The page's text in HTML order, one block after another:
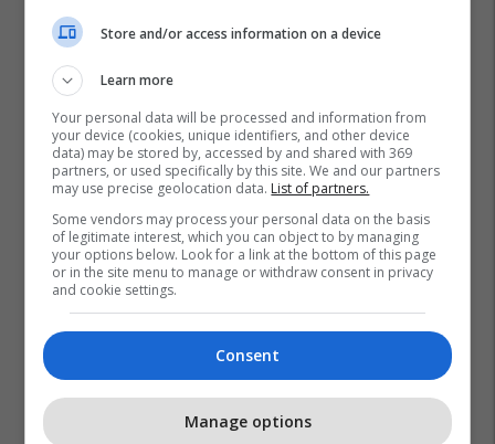
Store and/or access information on a device
Learn more
Your personal data will be processed and information from
your device (cookies, unique identifiers, and other device
data) may be stored by, accessed by and shared with 369
partners, or used specifically by this site. We and our partners
may use precise geolocation data. List of partners.
Some vendors may process your personal data on the basis
of legitimate interest, which you can object to by managing
your options below. Look for a link at the bottom of this page
or in the site menu to manage or withdraw consent in privacy
and cookie settings.
Consent
Manage options